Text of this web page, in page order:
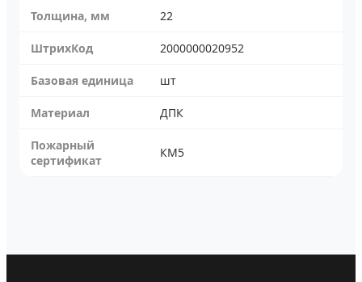
Толщина, мм 22
ШтрихКод 2000000020952
Базовая единица шт
Материал ДПК
Пожарный
сертификат
КМ5